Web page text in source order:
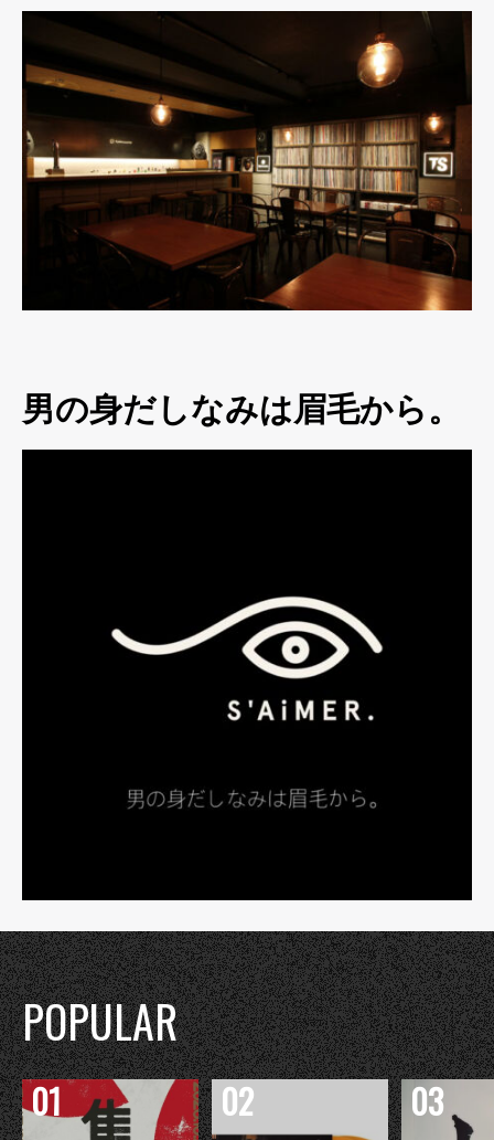
男の身だしなみは眉毛から。
POPULAR